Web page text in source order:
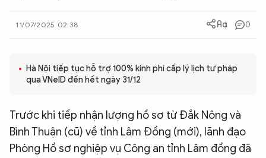
CÔNG NGHỆ
BẠN ĐỌC & CAND
11/07/2025 02:38 0
Hà Nội tiếp tục hỗ trợ 100% kinh phí cấp lý lịch tư pháp
qua VNeID đến hết ngày 31/12
Trước khi tiếp nhận lượng hồ sơ từ Đắk Nông và
Bình Thuận (cũ) về tỉnh Lâm Đồng (mới), lãnh đạo
Phòng Hồ sơ nghiệp vụ Công an tỉnh Lâm đồng đã